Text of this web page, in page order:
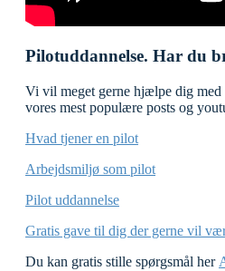
Pilotuddannelse. Har du
Vi vil meget gerne hjælpe dig med
vores mest populære posts og
Hvad tjener en pilot
Arbejdsmiljø som pilot
Pilot uddannelse
Gratis gave til dig der gerne vil
Du kan gratis stille spørgsmål her